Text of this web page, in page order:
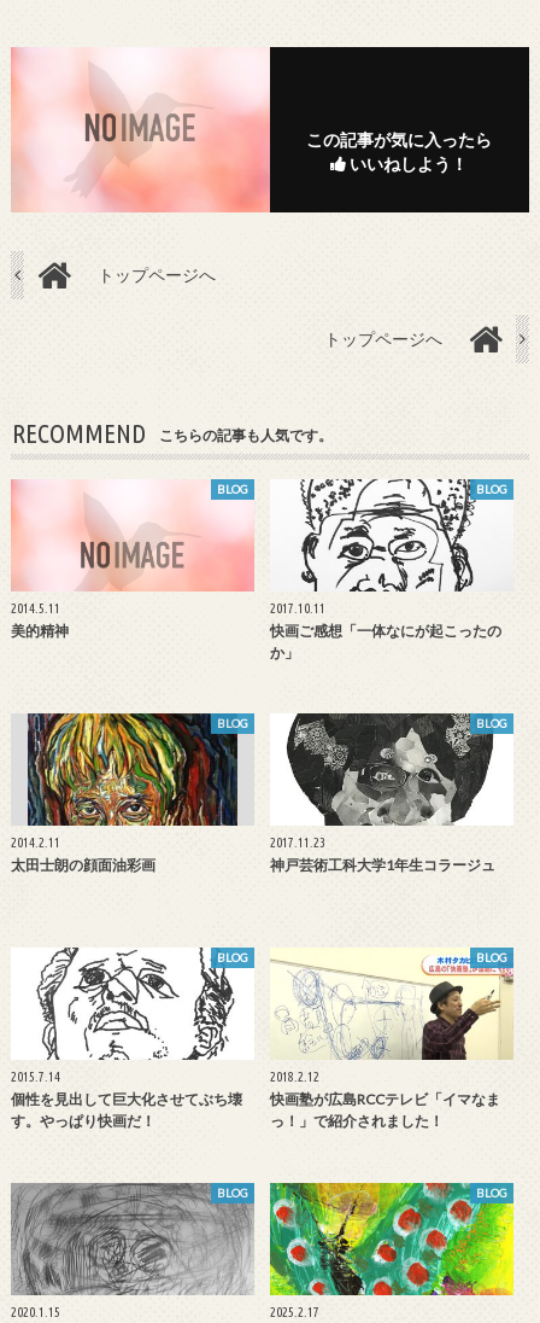
この記事が気に入ったら
いいねしよう！
トップページへ
トップページへ
RECOMMEND こちらの記事も人気です。
BLOG
2014.5.11
美的精神
BLOG
2017.10.11
快画ご感想「一体なにが起こったの
か」
BLOG
2014.2.11
太田士朗の顔面油彩画
BLOG
2017.11.23
神戸芸術工科大学1年生コラージュ
BLOG
2015.7.14
個性を見出して巨大化させてぶち壊
す。やっぱり快画だ！
BLOG
2018.2.12
快画塾が広島RCCテレビ「イマなま
っ！」で紹介されました！
BLOG
2020.1.15
BLOG
2025.2.17